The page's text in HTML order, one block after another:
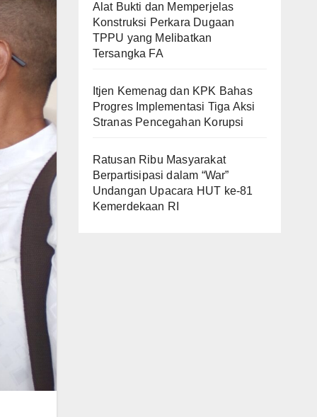
Alat Bukti dan Memperjelas
Konstruksi Perkara Dugaan
TPPU yang Melibatkan
Tersangka FA
Itjen Kemenag dan KPK Bahas
Progres Implementasi Tiga Aksi
Stranas Pencegahan Korupsi
Ratusan Ribu Masyarakat
Berpartisipasi dalam “War”
Undangan Upacara HUT ke-81
Kemerdekaan RI